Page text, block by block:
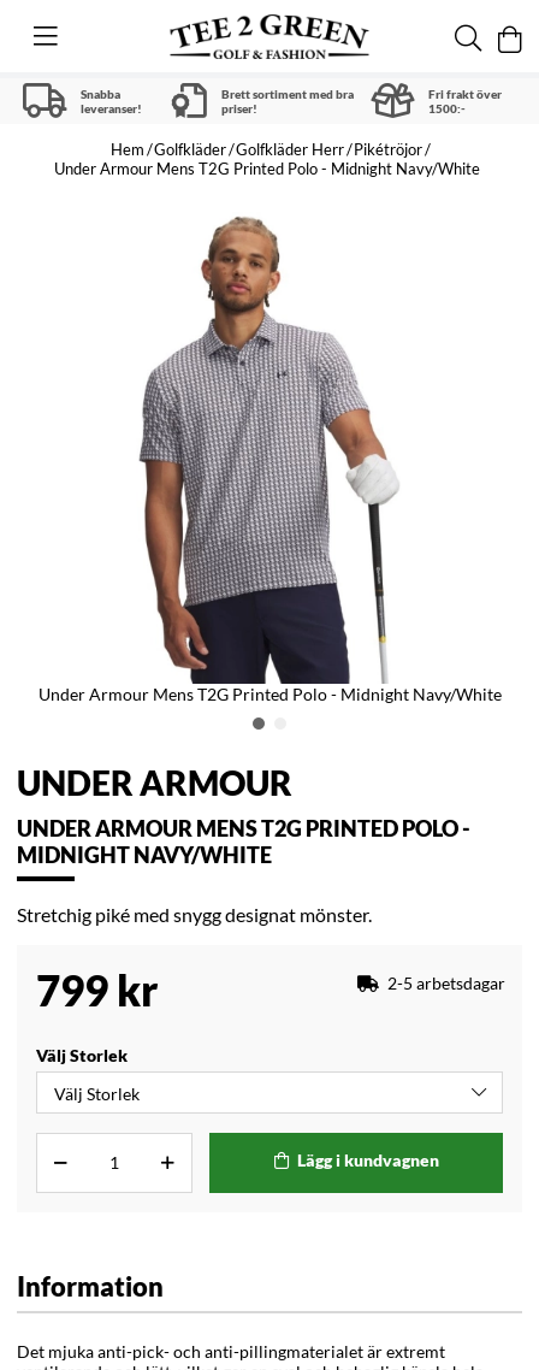
Snabba
leveranser!
Brett sortiment med bra
priser!
Fri frakt över
1500:-
Hem Golfkläder Golfkläder Herr Pikétröjor
Under Armour Mens T2G Printed Polo - Midnight Navy/White
Under Armour Mens T2G Printed Polo - Midnight Navy/White
UNDER ARMOUR
UNDER ARMOUR MENS T2G PRINTED POLO -
MIDNIGHT NAVY/WHITE
Stretchig piké med snygg designat mönster.
799 kr 2-5 arbetsdagar
Välj Storlek
Lägg i kundvagnen
Information
Det mjuka anti-pick- och anti-pillingmaterialet är extremt